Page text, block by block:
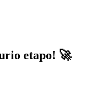
etapo! 🚀